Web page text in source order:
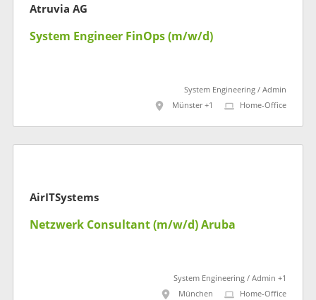
Atruvia AG
System Engineer FinOps (m/w/d)
System Engineering / Admin
Münster +1
Home-Office
AirITSystems
Netzwerk Consultant (m/w/d) Aruba
System Engineering / Admin +1
München
Home-Office